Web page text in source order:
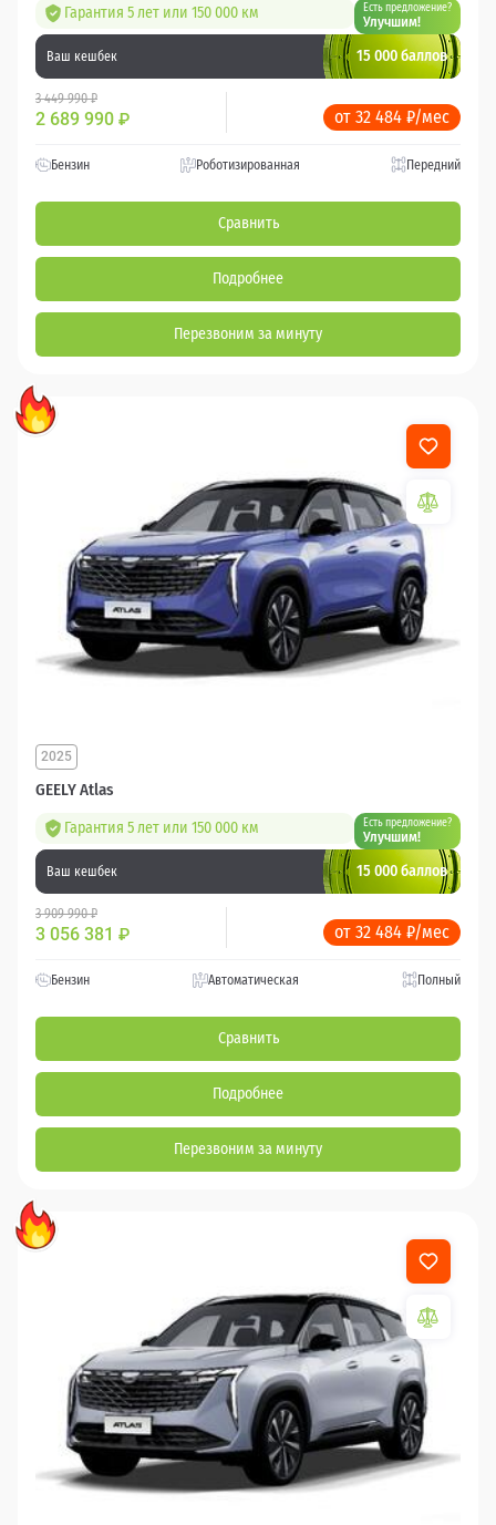
Гарантия 5 лет или 150 000 км Есть предложение?
Улучшим!
Ваш кешбек 15 000 баллов
3 449 990 ₽
2 689 990 ₽ от 32 484 ₽/мес
Бензин Роботизированная Передний
Сравнить
Подробнее
Перезвоним за минуту
GEELY Atlas
2025
Гарантия 5 лет или 150 000 км Есть предложение?
Улучшим!
Ваш кешбек 15 000 баллов
3 909 990 ₽
3 056 381 ₽ от 32 484 ₽/мес
Бензин Автоматическая Полный
Сравнить
Подробнее
Перезвоним за минуту